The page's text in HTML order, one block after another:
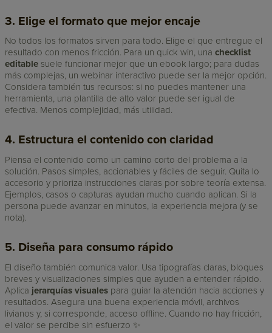
3. Elige el formato que mejor encaje
No todos los formatos sirven para todo. Elige el que entregue el
resultado con menos fricción. Para un quick win, unachecklist
editable suele funcionar mejor que un ebook largo; para dudas
más complejas, un webinar interactivo puede ser la mejor opción.
Considera también tus recursos: si no puedes mantener una
herramienta, una plantilla de alto valor puede ser igual de
efectiva. Menos complejidad, más utilidad.
4. Estructura el contenido con claridad
Piensa el contenido como un camino corto del problema a la
solución. Pasos simples, accionables y fáciles de seguir. Quita lo
accesorio y prioriza instrucciones claras por sobre teoría extensa.
Ejemplos, casos o capturas ayudan mucho cuando aplican. Si la
persona puede avanzar en minutos, la experiencia mejora (y se
nota).
5. Diseña para consumo rápido
El diseño también comunica valor. Usa tipografías claras, bloques
breves y visualizaciones simples que ayuden a entender rápido.
Aplica jerarquías visuales para guiar la atención hacia acciones y
resultados. Asegura una buena experiencia móvil, archivos
livianos y, si corresponde, acceso offline. Cuando no hay fricción,
el valor se percibe sin esfuerzo ✨